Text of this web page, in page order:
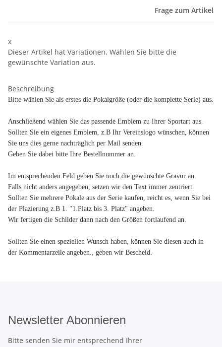
Frage zum Artikel
x
Dieser Artikel hat Variationen. Wählen Sie bitte die
gewünschte Variation aus.
Beschreibung
Bitte wählen Sie als erstes die Pokalgröße (oder die komplette Serie) aus.
Anschließend wählen Sie das passende Emblem zu Ihrer Sportart aus.
Sollten Sie ein eigenes Emblem, z.B Ihr Vereinslogo wünschen, können
Sie uns dies gerne nachträglich per Mail senden.
Geben Sie dabei bitte Ihre Bestellnummer an.
Im entsprechenden Feld geben Sie noch die gewünschte Gravur an.
Falls nicht anders angegeben, setzen wir den Text immer zentriert.
Sollten Sie mehrere Pokale aus der Serie kaufen, reicht es, wenn Sie bei
der Plazierung z.B 1. "1.Platz bis 3. Platz" angeben.
Wir fertigen die Schilder dann nach den Größen fortlaufend an.
Sollten Sie einen speziellen Wunsch haben, können Sie diesen auch in
der Kommentarzeile angeben.
, geben wir Bescheid.
Newsletter Abonnieren
Bitte senden Sie mir entsprechend Ihrer